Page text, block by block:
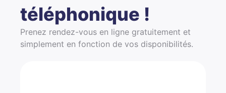
téléphonique !
Prenez rendez-vous en ligne gratuitement et
simplement en fonction de vos disponibilités.